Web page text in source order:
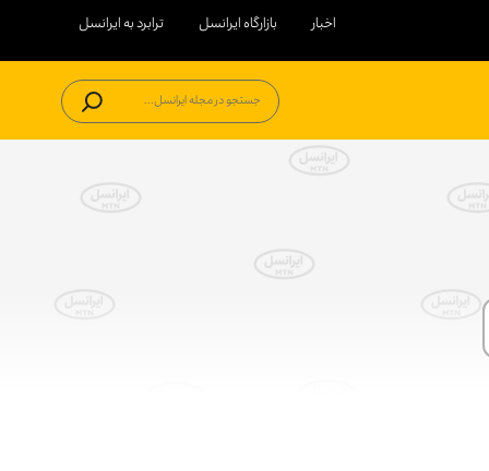
اخبار بازارگاه ایرانسل ترابرد به ایرانسل
جستجو در مجله ایرانسل...